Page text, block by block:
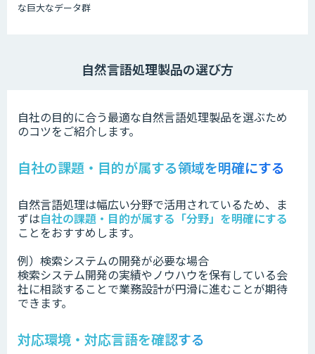
な巨大なデータ群
自然言語処理製品の選び方
自社の目的に合う最適な自然言語処理製品を選ぶため
のコツをご紹介します。
自社の課題・目的が属する領域を明確にする
自然言語処理は幅広い分野で活用されているため、ま
ずは自社の課題・目的が属する「分野」を明確にする
ことをおすすめします。
例）検索システムの開発が必要な場合
検索システム開発の実績やノウハウを保有している会
社に相談することで業務設計が円滑に進むことが期待
できます。
対応環境・対応言語を確認する